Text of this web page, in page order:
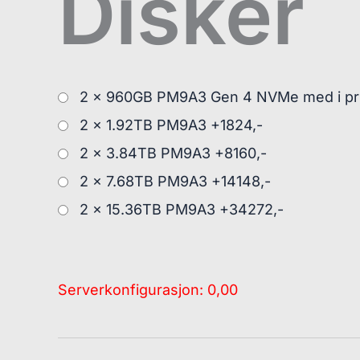
2 x 960GB PM9A3 Gen 4 NVMe med i
2 x 1.92TB PM9A3 +1824,-
2 x 3.84TB PM9A3 +8160,-
2 x 7.68TB PM9A3 +14148,-
2 x 15.36TB PM9A3 +34272,-
Serverkonfigurasjon: 0,00